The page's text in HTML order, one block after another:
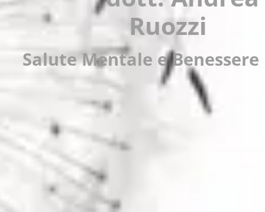
Ruozzi
Salute Mentale e Benessere